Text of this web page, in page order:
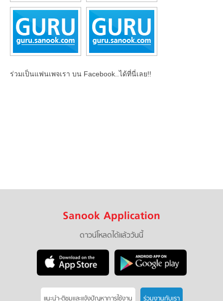
ร่วมเป็นแฟนเพจเรา บน Facebook..ได้ที่นี่เลย!!
Sanook Application
ดาวน์โหลดได้แล้ววันนี้
แนะนำ-ติชมเเละแจ้งปัญหาการใช้งาน ร่วมงานกับเรา